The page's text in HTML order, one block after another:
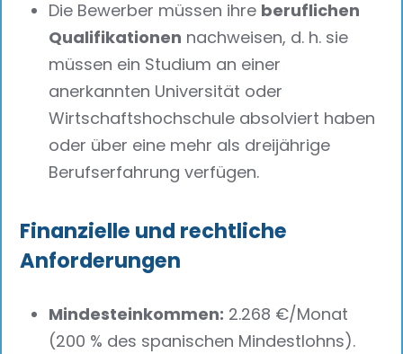
Die Bewerber müssen ihre beruflichen
Qualifikationen nachweisen, d. h. sie
müssen ein Studium an einer
anerkannten Universität oder
Wirtschaftshochschule absolviert haben
oder über eine mehr als dreijährige
Berufserfahrung verfügen.
Finanzielle und rechtliche
Anforderungen
Mindesteinkommen: 2.268 €/Monat
(200 % des spanischen Mindestlohns).